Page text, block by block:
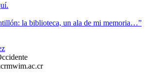
la biblioteca, un ala de mi memoria…”
mwim.ac.cr